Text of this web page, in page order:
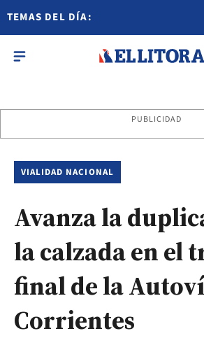
TEMAS DEL DÍA:
PUBLICIDAD
VIALIDAD NACIONAL
Avanza la
la calzada en el
final de la
Corrientes